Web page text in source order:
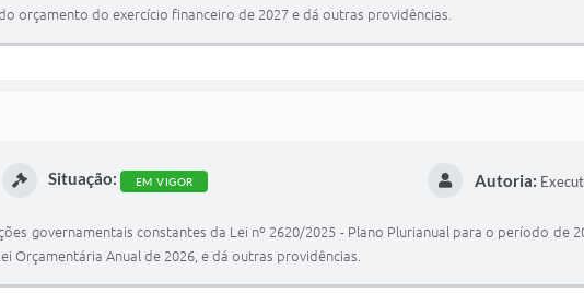
orçamento do exercício financeiro de 2027 e dá outras providências.
Situação: EM VIGOR Autoria:
governamentais constantes da Lei nº 2620/2025 - Plano Plurianual para o período de
Orçamentária Anual de 2026, e dá outras providências.